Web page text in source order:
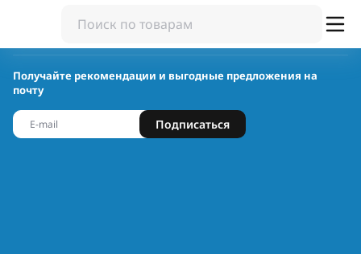
Получайте рекомендации и выгодные предложения на
почту
Подписаться